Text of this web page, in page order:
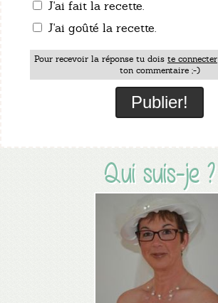
Qui suis-je ?
J'ai fait la recette.
J'ai goûté la recette.
Pour recevoir la réponse tu dois te connecter
ton commentaire ;-)